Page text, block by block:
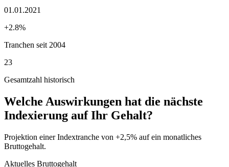
01.01.2021
+2.8%
Tranchen seit 2004
23
Gesamtzahl historisch
Welche Auswirkungen hat die nächste
Indexierung auf Ihr Gehalt?
Projektion einer Indextranche von +2,5% auf ein monatliches
Bruttogehalt.
Aktuelles Bruttogehalt